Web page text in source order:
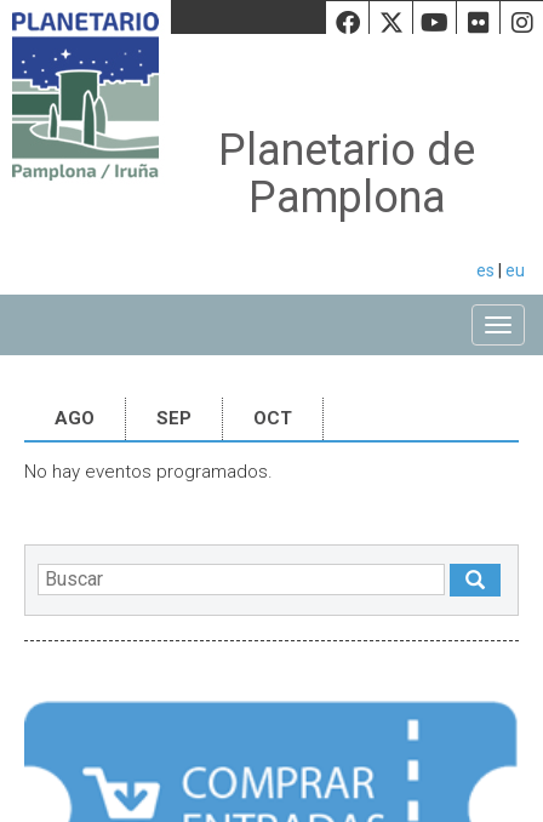
Facebook
Twiiter
Planetario de
Pamplona
es eu
AGO SEP OCT
No hay eventos programados.